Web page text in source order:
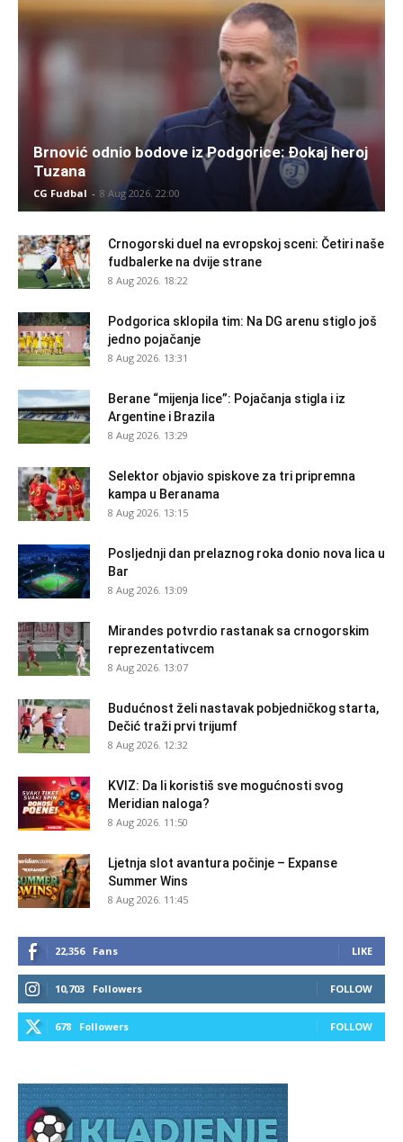
Brnović odnio bodove iz Podgorice: Đokaj heroj
Tuzana
CG Fudbal - 8 Aug 2026. 22:00
Crnogorski duel na evropskoj sceni: Četiri naše
fudbalerke na dvije strane
8 Aug 2026. 18:22
Podgorica sklopila tim: Na DG arenu stiglo još
jedno pojačanje
8 Aug 2026. 13:31
Berane “mijenja lice”: Pojačanja stigla i iz
Argentine i Brazila
8 Aug 2026. 13:29
Selektor objavio spiskove za tri pripremna
kampa u Beranama
8 Aug 2026. 13:15
Posljednji dan prelaznog roka donio nova lica u
Bar
8 Aug 2026. 13:09
Mirandes potvrdio rastanak sa crnogorskim
reprezentativcem
8 Aug 2026. 13:07
Budućnost želi nastavak pobjedničkog starta,
Dečić traži prvi trijumf
8 Aug 2026. 12:32
KVIZ: Da li koristiš sve mogućnosti svog
Meridian naloga?
8 Aug 2026. 11:50
Ljetnja slot avantura počinje – Expanse
Summer Wins
8 Aug 2026. 11:45
22,356 Fans LIKE
10,703 Followers FOLLOW
678 Followers FOLLOW